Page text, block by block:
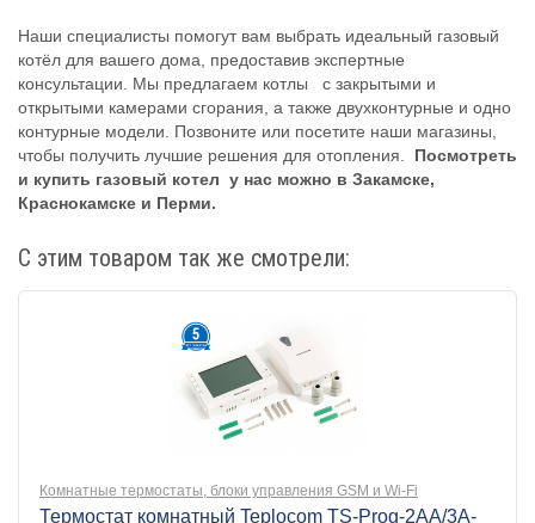
Наши специалисты помогут вам выбрать идеальный газовый
котёл для вашего дома, предоставив экспертные
консультации. Мы предлагаем котлы с закрытыми и
открытыми камерами сгорания, а также двухконтурные и одно
контурные модели. Позвоните или посетите наши магазины,
чтобы получить лучшие решения для отопления.
Посмотреть
и купить газовый котел у нас можно в Закамске,
Краснокамске и Перми.
С этим товаром так же смотрели:
Комнатные термостаты, блоки управления GSM и Wi-Fi
Термостат комнатный Teplocom TS-Prog-2AA/3A-